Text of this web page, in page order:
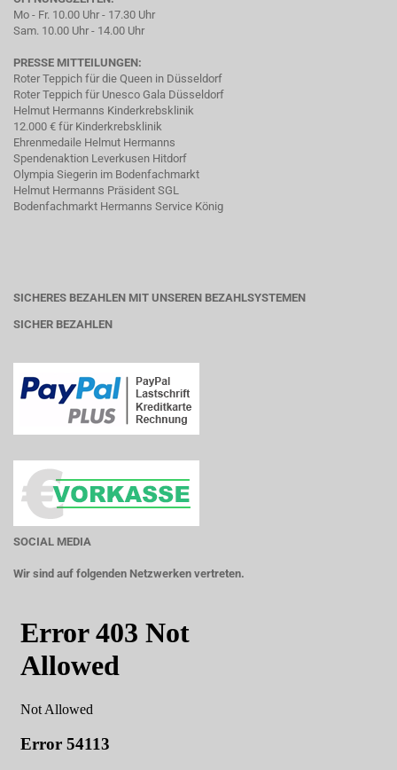
Mo - Fr. 10.00 Uhr - 17.30 Uhr
Sam. 10.00 Uhr - 14.00 Uhr
PRESSE MITTEILUNGEN:
Roter Teppich für die Queen in Düsseldorf
Roter Teppich für Unesco Gala Düsseldorf
Helmut Hermanns Kinderkrebsklinik
12.000 € für Kinderkrebsklinik
Ehrenmedaile Helmut Hermanns
Spendenaktion Leverkusen Hitdorf
Olympia Siegerin im Bodenfachmarkt
Helmut Hermanns Präsident SGL
Bodenfachmarkt Hermanns Service König
SICHERES BEZAHLEN MIT UNSEREN BEZAHLSYSTEMEN
SICHER BEZAHLEN
SOCIAL MEDIA
Wir sind auf folgenden Netzwerken vertreten.